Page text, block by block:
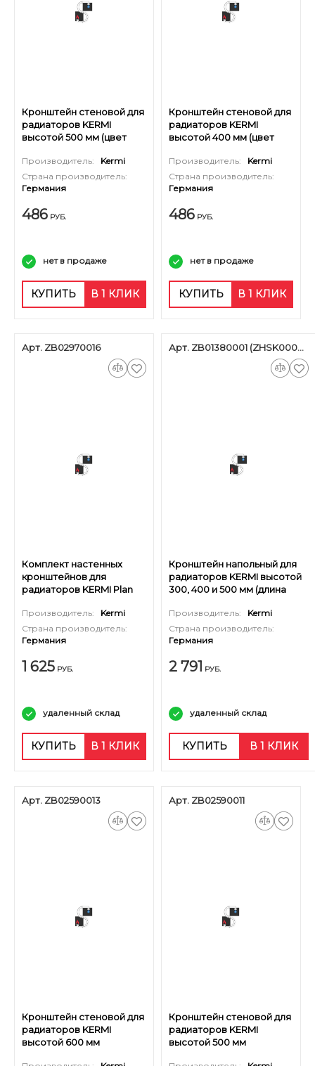
Кронштейн стеновой для
радиаторов KERMI
высотой 500 мм (цвет
Производитель:
Kermi
Страна производитель:
Германия
486 РУБ.
нет в продаже
КУПИТЬ В 1 КЛИК
Кронштейн стеновой для
радиаторов KERMI
высотой 400 мм (цвет
Производитель:
Kermi
Страна производитель:
Германия
486 РУБ.
нет в продаже
КУПИТЬ В 1 КЛИК
Арт. ZB02970016
Комплект настенных
кронштейнов для
радиаторов KERMI Plan
Производитель:
Kermi
Страна производитель:
Германия
1 625 РУБ.
удаленный склад
КУПИТЬ В 1 КЛИК
Арт. ZB01380001 (ZHSK00046)
Кронштейн напольный для
радиаторов KERMI высотой
300, 400 и 500 мм (длина
Производитель:
Kermi
Страна производитель:
Германия
2 791 РУБ.
удаленный склад
КУПИТЬ В 1 КЛИК
Арт. ZB02590013
Кронштейн стеновой для
радиаторов KERMI
высотой 600 мм
Арт. ZB02590011
Кронштейн стеновой для
радиаторов KERMI
высотой 500 мм